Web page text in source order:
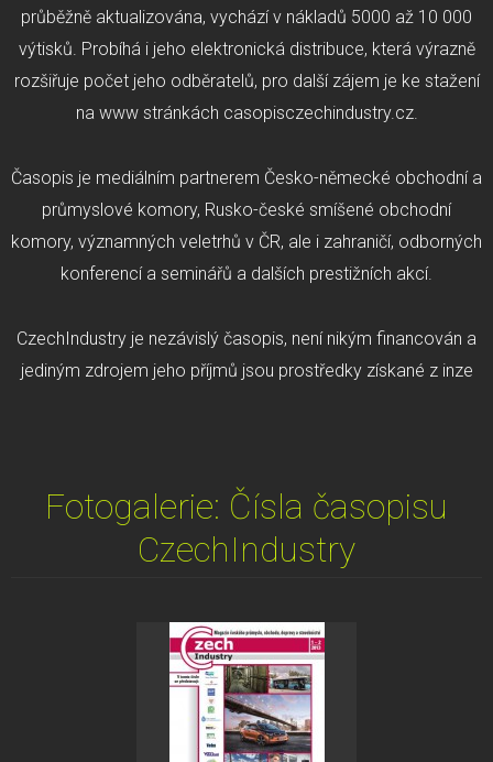
průběžně aktualizována, vychází v nákladů 5000 až 10 000
výtisků. Probíhá i jeho elektronická distribuce, která výrazně
rozšiřuje počet jeho odběratelů, pro další zájem je ke stažení
na www stránkách casopisczechindustry.cz.
Časopis je mediálním partnerem Česko-německé obchodní a
průmyslové komory, Rusko-české smíšené obchodní
komory, významných veletrhů v ČR, ale i zahraničí, odborných
konferencí a seminářů a dalších prestižních akcí.
CzechIndustry je nezávislý časopis, není nikým financován a
jediným zdrojem jeho příjmů jsou prostředky získané z inze
Fotogalerie: Čísla časopisu
CzechIndustry